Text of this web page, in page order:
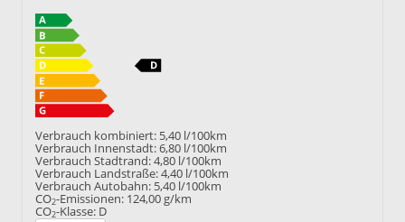
Verbrauch kombiniert: 5,40 l/100km
Verbrauch Innenstadt:6,80 l/100km
Verbrauch Stadtrand:4,80 l/100km
Verbrauch Landstraße:4,40 l/100km
Verbrauch Autobahn: 5,40 l/100km
CO2-Emissionen: 124,00 g/km
CO2-Klasse: D